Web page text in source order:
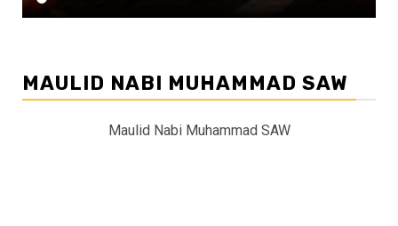
MAULID NABI MUHAMMAD SAW
Maulid Nabi Muhammad SAW